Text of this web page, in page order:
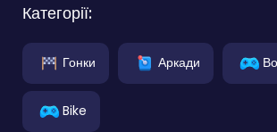
Категорії:
Гонки Аркади
Bike